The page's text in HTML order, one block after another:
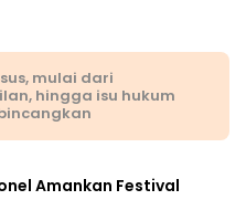
mulai dari
hingga isu hukum
Amankan Festival